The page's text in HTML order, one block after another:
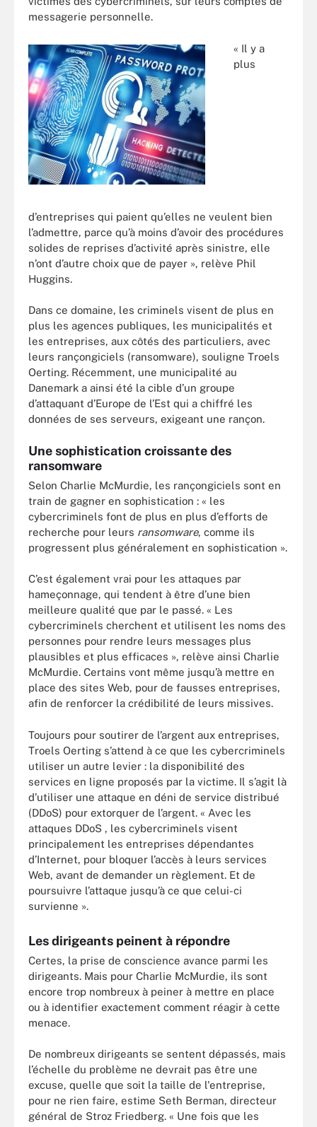
messagerie personnelle.
« Il y a
plus
d’entreprises qui paient qu’elles ne veulent bien
l’admettre, parce qu’à moins d’avoir des procédures
solides de reprises d’activité après sinistre, elle
n’ont d’autre choix que de payer », relève Phil
Huggins.
Dans ce domaine, les criminels visent de plus en
plus les agences publiques, les municipalités et
les entreprises, aux côtés des particuliers, avec
leurs rançongiciels (ransomware), souligne Troels
Oerting. Récemment, une municipalité au
Danemark a ainsi été la cible d’un groupe
d’attaquant d’Europe de l’Est qui a chiffré les
données de ses serveurs, exigeant une rançon.
Une sophistication croissante des
ransomware
Selon Charlie McMurdie, les rançongiciels sont en
train de gagner en sophistication : « les
cybercriminels font de plus en plus d’efforts de
recherche pour leurs ransomware, comme ils
progressent plus généralement en sophistication ».
C’est également vrai pour les attaques par
hameçonnage, qui tendent à être d’une bien
meilleure qualité que par le passé. « Les
cybercriminels cherchent et utilisent les noms des
personnes pour rendre leurs messages plus
plausibles et plus efficaces », relève ainsi Charlie
McMurdie. Certains vont même jusqu’à mettre en
place des sites Web, pour de fausses entreprises,
afin de renforcer la crédibilité de leurs missives.
Toujours pour soutirer de l’argent aux entreprises,
Troels Oerting s’attend à ce que les cybercriminels
utiliser un autre levier : la disponibilité des
services en ligne proposés par la victime. Il s’agit là
d’utiliser une attaque en déni de service distribué
(DDoS) pour extorquer de l’argent. « Avec les
attaques DDoS , les cybercriminels visent
principalement les entreprises dépendantes
d’Internet, pour bloquer l’accès à leurs services
Web, avant de demander un règlement. Et de
poursuivre l’attaque jusqu’à ce que celui-ci
survienne ».
Les dirigeants peinent à répondre
Certes, la prise de conscience avance parmi les
dirigeants. Mais pour Charlie McMurdie, ils sont
encore trop nombreux à peiner à mettre en place
ou à identifier exactement comment réagir à cette
menace.
De nombreux dirigeants se sentent dépassés, mais
l’échelle du problème ne devrait pas être une
excuse, quelle que soit la taille de l'entreprise,
pour ne rien faire, estime Seth Berman, directeur
général de Stroz Friedberg. « Une fois que les